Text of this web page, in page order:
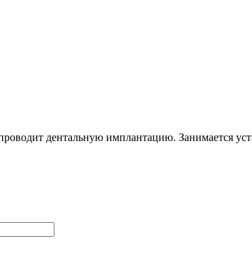
дентальную имплантацию. Занимается